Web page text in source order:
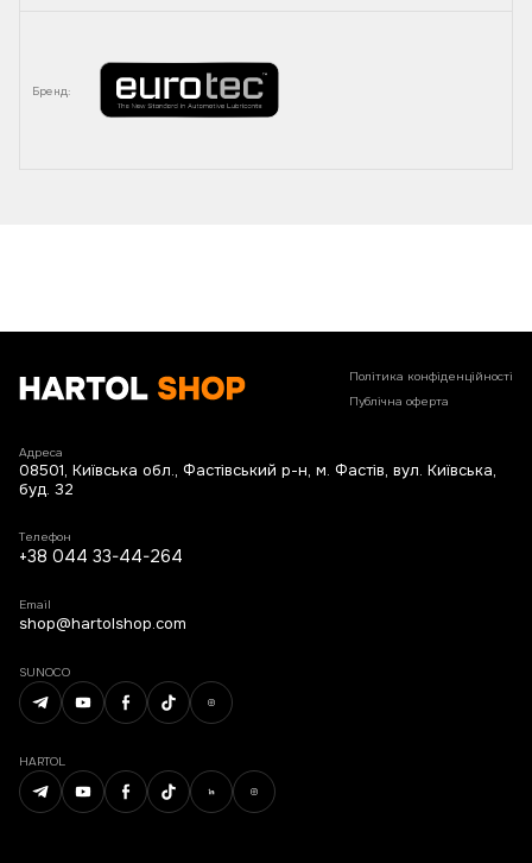
Бренд:
Політика конфіденційності
Публічна оферта
Адреса
08501, Київська обл., Фастівський р-н, м. Фастів, вул. Київська,
буд. 32
Телефон
+38 044 33-44-264
Email
shop@hartolshop.com
SUNOCO
HARTOL